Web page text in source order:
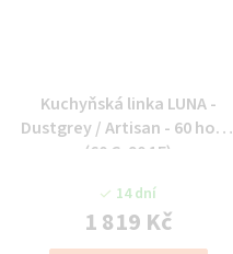
Kuchyňská linka LUNA -
Dustgrey / Artisan - 60 horní
(60 G-90 1F)
14 dní
1 819 Kč